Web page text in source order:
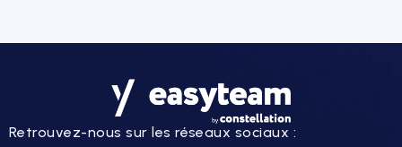
Retrouvez-nous sur les réseaux sociaux :